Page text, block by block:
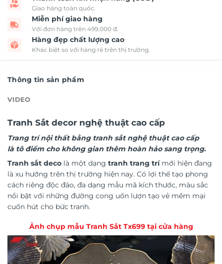
Giao hàng toàn quốc.
Miễn phí giao hàng
Với đơn hàng trên 499.000 đ.
Hàng đẹp chất lượng cao
Khác biệt so với hàng rẻ trên thị trường.
Thông tin sản phẩm
VIDEO
Tranh Sắt decor nghệ thuật cao cấp
Trang trí nội thất bằng tranh sắt nghệ thuật cao cấp
là tô điểm cho không gian thêm hoàn hảo sang trọng.
Tranh sắt deco là một dạng tranh trang trí mới hiện đang
là xu hướng trên thị trường hiện nay. Có lợi thế tạo phong
cách riêng độc đáo, đa dạng mẫu mã kích thước, màu sắc
nổi bật với những đường cong uốn lượn tạo vẻ mềm mại
cuốn hút cho bức tranh.
Ảnh chụp mẫu Tranh Sắt Tx699 tại cửa hàng